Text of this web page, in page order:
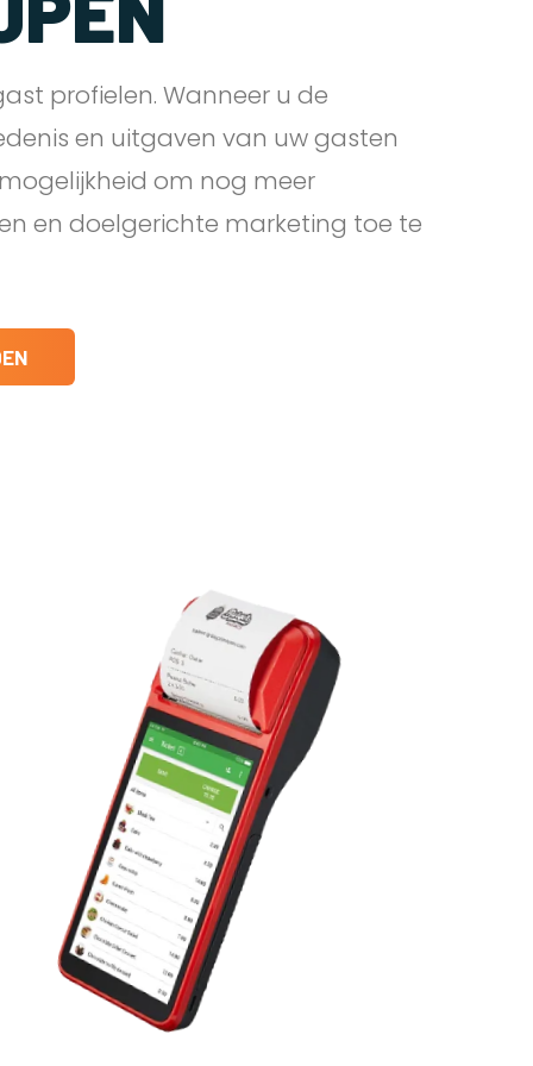
profielen. Wanneer u de
en uitgaven van uw gasten
om nog meer
en doelgerichte marketing toe te